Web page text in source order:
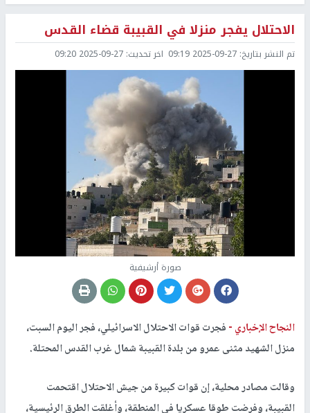
الاحتلال يفجر منزلا في القبيبة قضاء القدس
تم النشر بتاريخ: 2025-09-27 09:19 اخر تحديث: 2025-09-27 09:20
صورة أرشيفية
النجاح الإخباري -فجرت قوات الاحتلال الاسرائيلي، فجر اليوم السبت،
منزل الشهيد مثنى عمرو من بلدة القبيبة شمال غرب القدس المحتلة.
وقالت مصادر محلية، إن قوات كبيرة من جيش الاحتلال اقتحمت
القبيبة، وفرضت طوقا عسكريا في المنطقة، وأغلقت الطرق الرئيسية،